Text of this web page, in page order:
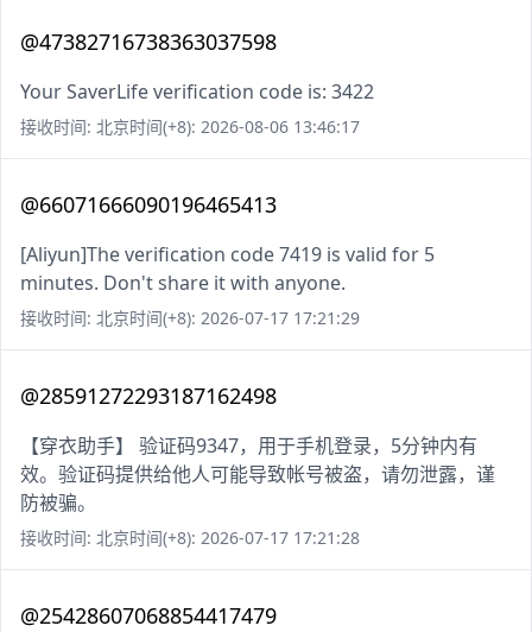
@47382716738363037598
Your SaverLife verification code is: 3422
接收时间: 北京时间(+8): 2026-08-06 13:46:17
@66071666090196465413
[Aliyun]The verification code 7419 is valid for 5
minutes. Don't share it with anyone.
接收时间: 北京时间(+8): 2026-07-17 17:21:29
@28591272293187162498
【穿衣助手】 验证码9347，用于手机登录，5分钟内有
效。验证码提供给他人可能导致帐号被盗，请勿泄露，谨
防被骗。
接收时间: 北京时间(+8): 2026-07-17 17:21:28
@25428607068854417479